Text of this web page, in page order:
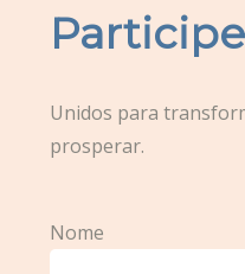
Unidos para
prosperar.
Nome